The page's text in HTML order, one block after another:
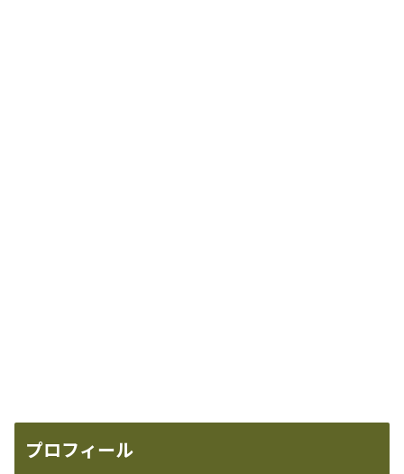
プロフィール